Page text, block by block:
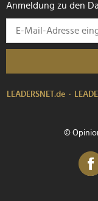
Anmeldung zu den
LEADERSNET.de
©